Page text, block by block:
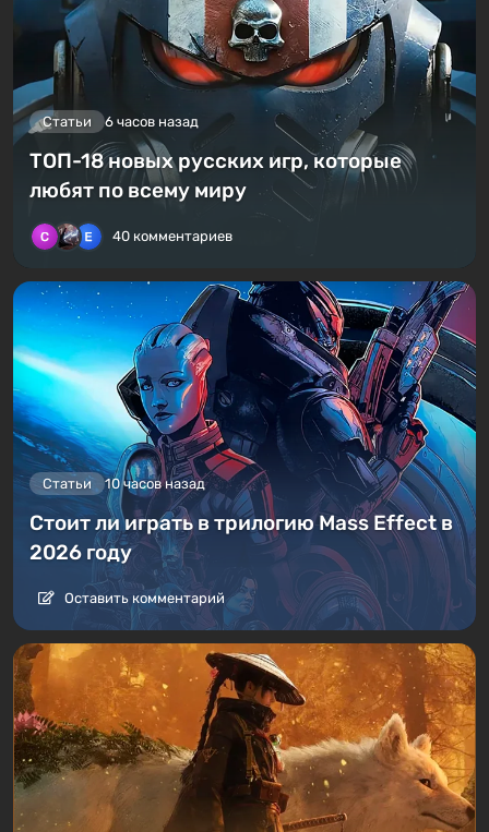
Статьи 6 часов назад
ТОП-18 новых русских игр, которые
любят по всему миру
40 комментариев
Статьи 10 часов назад
Стоит ли играть в трилогию Mass Effect в
2026 году
Оставить комментарий